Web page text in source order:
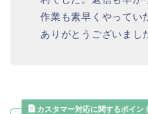
作業も素早くやってい
ありがとうございまし
カスタマー対応に関するポイン